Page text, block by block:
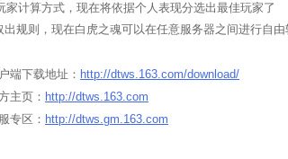
计算方式，现在将依据个人表现分选出最佳玩家了
规则，现在白虎之魂可以在任意服务器之间进行自由
下载地址： http://dtws.163.com/download/
页： http://dtws.163.com
区： http://dtws.gm.163.com